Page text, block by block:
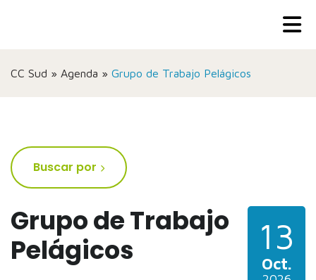
CC Sud » Agenda » Grupo de Trabajo Pelágicos
Grupo de Trabajo
Pelágicos
13
Oct.
Buscar por